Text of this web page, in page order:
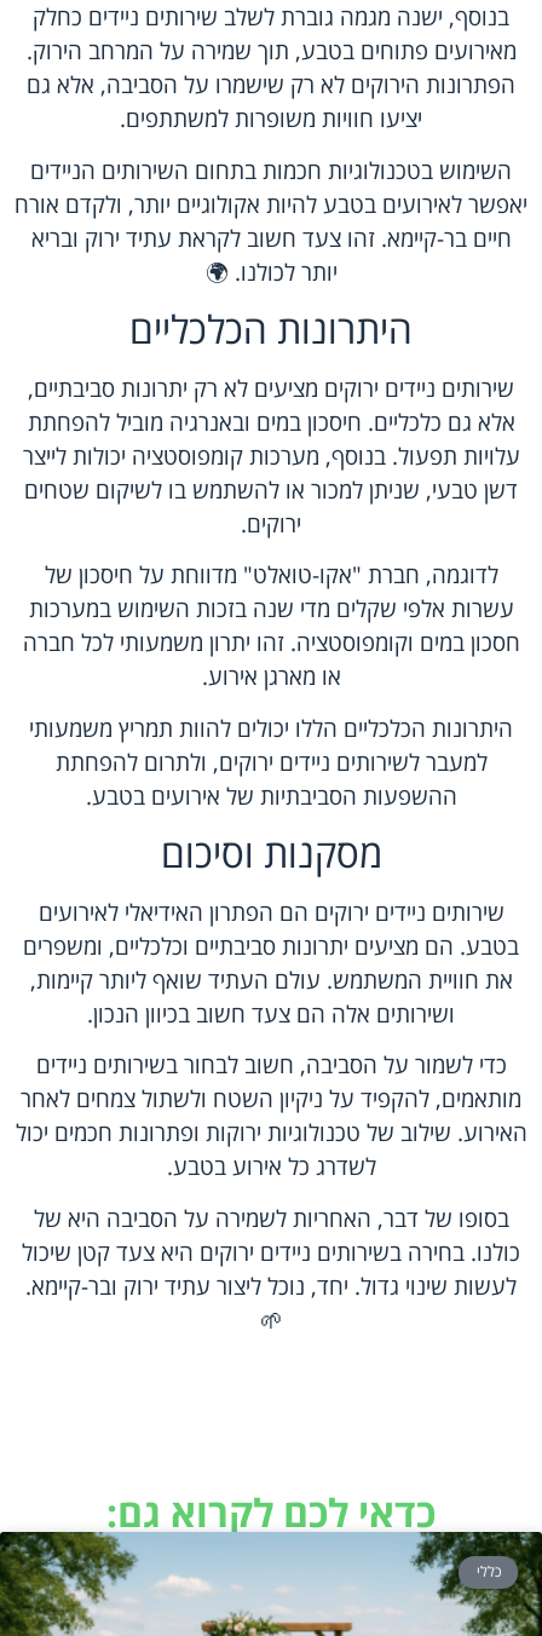
בנוסף, ישנה מגמה גוברת לשלב שירותים ניידים כחלק
מאירועים פתוחים בטבע, תוך שמירה על המרחב הירוק.
הפתרונות הירוקים לא רק שישמרו על הסביבה, אלא גם
יציעו חוויות משופרות למשתתפים.
השימוש בטכנולוגיות חכמות בתחום השירותים הניידים
יאפשר לאירועים בטבע להיות אקולוגיים יותר, ולקדם אורח
חיים בר-קיימא. זהו צעד חשוב לקראת עתיד ירוק ובריא
יותר לכולנו. 🌍
היתרונות הכלכליים
שירותים ניידים ירוקים מציעים לא רק יתרונות סביבתיים,
אלא גם כלכליים. חיסכון במים ובאנרגיה מוביל להפחתת
עלויות תפעול. בנוסף, מערכות קומפוסטציה יכולות לייצר
דשן טבעי, שניתן למכור או להשתמש בו לשיקום שטחים
ירוקים.
לדוגמה, חברת "אקו-טואלט" מדווחת על חיסכון של
עשרות אלפי שקלים מדי שנה בזכות השימוש במערכות
חסכון במים וקומפוסטציה. זהו יתרון משמעותי לכל חברה
או מארגן אירוע.
היתרונות הכלכליים הללו יכולים להוות תמריץ משמעותי
למעבר לשירותים ניידים ירוקים, ולתרום להפחתת
ההשפעות הסביבתיות של אירועים בטבע.
מסקנות וסיכום
שירותים ניידים ירוקים הם הפתרון האידיאלי לאירועים
בטבע. הם מציעים יתרונות סביבתיים וכלכליים, ומשפרים
את חוויית המשתמש. עולם העתיד שואף ליותר קיימות,
ושירותים אלה הם צעד חשוב בכיוון הנכון.
כדי לשמור על הסביבה, חשוב לבחור בשירותים ניידים
מותאמים, להקפיד על ניקיון השטח ולשתול צמחים לאחר
האירוע. שילוב של טכנולוגיות ירוקות ופתרונות חכמים יכול
לשדרג כל אירוע בטבע.
בסופו של דבר, האחריות לשמירה על הסביבה היא של
כולנו. בחירה בשירותים ניידים ירוקים היא צעד קטן שיכול
לעשות שינוי גדול. יחד, נוכל ליצור עתיד ירוק ובר-קיימא.
🌱
כדאי לכם לקרוא גם:
כללי